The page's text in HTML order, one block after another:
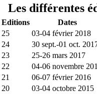
Les différentes
Editions Dates
25
03-04 février 2018
24
30 sept.-01 oct.
23
25-26 mars 2017
22
04-06 novembre
21
06-07 février 2016
20
03-04 octobre 2015